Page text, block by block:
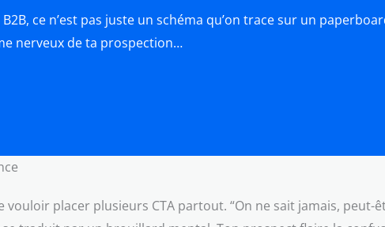
ce n’est pas juste un schéma qu’on trace sur un
nerveux de ta prospection…
placer plusieurs CTA partout. “On ne sait jamais, peut-